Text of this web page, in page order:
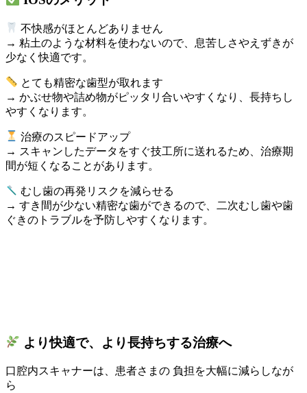
不快感がほとんどありません
→ 粘土のような材料を使わないので、息苦しさやえずきが
少なく快適です。
とても精密な歯型が取れます
→ かぶせ物や詰め物がピッタリ合いやすくなり、長持ちし
やすくなります。
治療のスピードアップ
→ スキャンしたデータをすぐ技工所に送れるため、治療期
間が短くなることがあります。
むし歯の再発リスクを減らせる
→ すき間が少ない精密な歯ができるので、二次むし歯や歯
ぐきのトラブルを予防しやすくなります。
より快適で、より長持ちする治療へ
口腔内スキャナーは、患者さまの 負担を大幅に減らしなが
ら